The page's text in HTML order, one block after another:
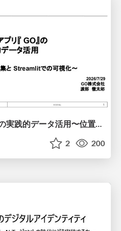
タクシーアプリ『GO』の実践的データ活用〜位置情報データの収集とStreamlitでの可視化〜
2 200